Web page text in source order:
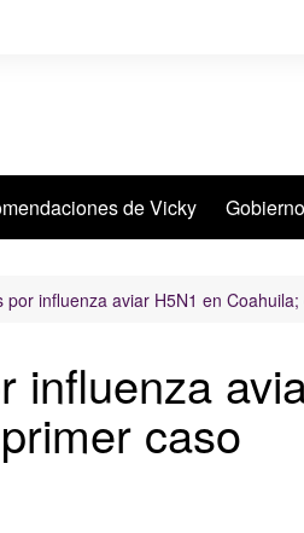
de Vicky
por influenza aviar H5N1 en
influenza
caso